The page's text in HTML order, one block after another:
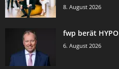
8. August 2026
fwp berät
6. August 2026